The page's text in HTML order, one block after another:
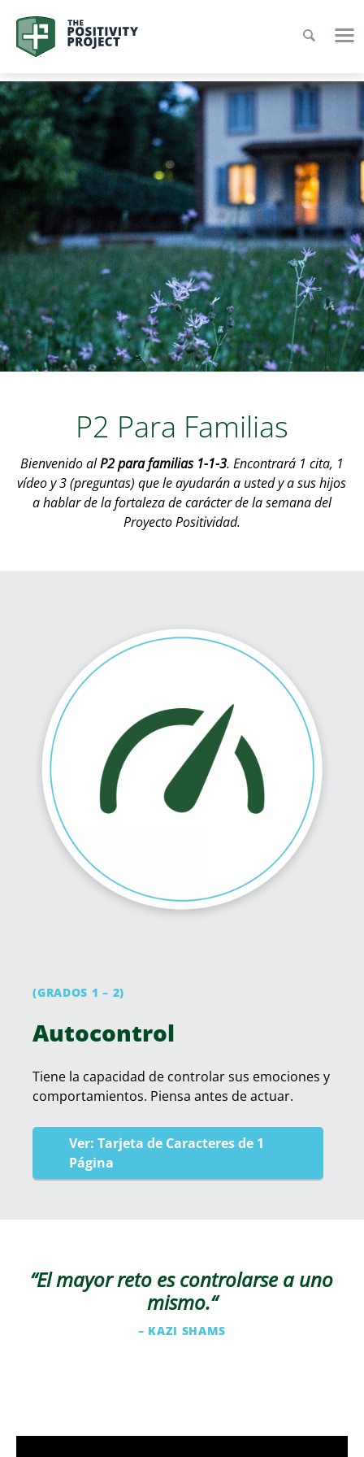
P2 Para Familias
Bienvenido alP2 para familias 1-1-3. Encontrará 1 cita, 1
vídeo y 3 (preguntas) que le ayudarán a usted y a sus hijos
a hablar de la fortaleza de carácter de la semana del
Proyecto Positividad.
(GRADOS 1 – 2)
Autocontrol
Tiene la capacidad de controlar sus emociones y
comportamientos. Piensa antes de actuar.
Ver: Tarjeta de Caracteres de 1
Página
“El mayor reto es controlarse a uno
mismo.“
– KAZI SHAMS